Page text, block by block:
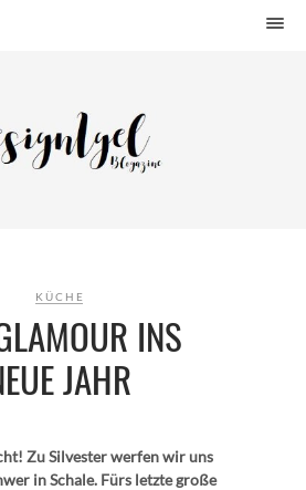
WOHNEN
KÜCHE
ARCHITEKTUR
ÜBER MICH
KÜCHE
INS
JAHR
Zu Silvester werfen wir uns
in Schale. Fürs letzte große